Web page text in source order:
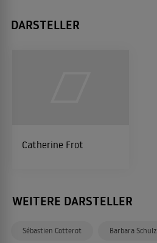
DARSTELLER
Catherine Frot
WEITERE DARSTELLER
Sébastien Cotterot Barbara Schulz